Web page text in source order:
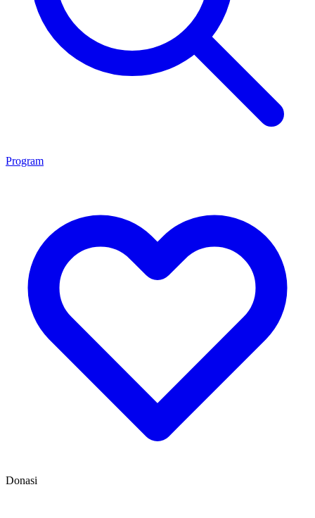
Program
Donasi